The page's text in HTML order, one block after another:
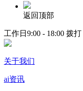
返回顶部
工作日9:00 - 18:00 拨打
关于我们
ai资讯